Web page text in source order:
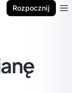
Rozpocznij